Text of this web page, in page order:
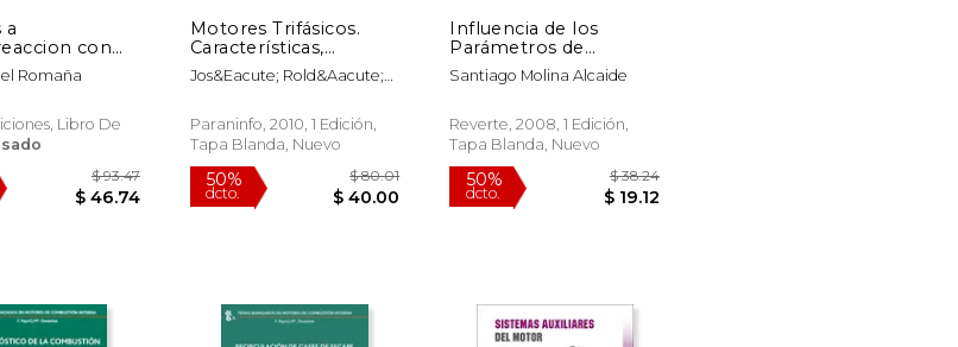
a
con
(1939-
al
Romaña
Libro De
Motores Trifásicos.
Características,
Cálculos y
Aplicaciones
Jos&Eacute; Rold&Aacute;N
Paraninfo, 2010, 1 Edición,
Tapa Blanda, Nuevo
Influencia de los
Parámetros de
Inyección y la
Recirculación de Gases
Proceso de
Combustión en un
Avanzados en Motores
de Combustión
Santiago Molina Alcaide
Reverte, 2008, 1 Edición,
Tapa Blanda, Nuevo